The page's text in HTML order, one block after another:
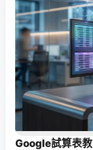
Google試算表